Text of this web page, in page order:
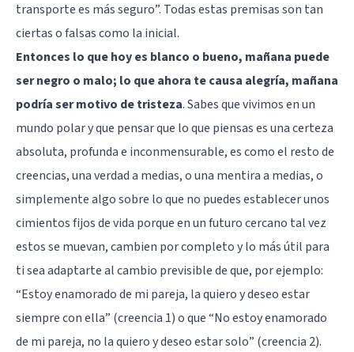
transporte es más seguro”. Todas estas premisas son tan
ciertas o falsas como la inicial.
Entonces lo que hoy es blanco o bueno, mañana puede
ser negro o malo; lo que ahora te causa alegría, mañana
podría ser motivo de tristeza. Sabes que vivimos en un
mundo polar y que pensar que lo que piensas es una certeza
absoluta, profunda e inconmensurable, es como el resto de
creencias, una verdad a medias, o una mentira a medias, o
simplemente algo sobre lo que no puedes establecer unos
cimientos fijos de vida porque en un futuro cercano tal vez
estos se muevan, cambien por completo y lo más útil para
ti sea adaptarte al cambio previsible de que, por ejemplo:
“Estoy enamorado de mi pareja, la quiero y deseo estar
siempre con ella” (creencia 1) o que “No estoy enamorado
de mi pareja, no la quiero y deseo estar solo” (creencia 2).